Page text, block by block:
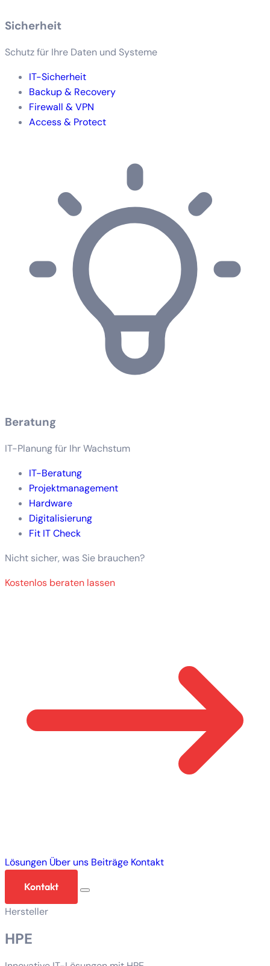
Sicherheit
Schutz für Ihre Daten und Systeme
IT-Sicherheit
Backup & Recovery
Firewall & VPN
Access & Protect
Beratung
IT-Planung für Ihr Wachstum
IT-Beratung
Projektmanagement
Hardware
Digitalisierung
Fit IT Check
Nicht sicher, was Sie brauchen?
Kostenlos beraten lassen
Lösungen Über uns Beiträge Kontakt
Kontakt
Hersteller
HPE